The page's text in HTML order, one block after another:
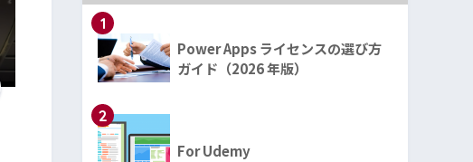
1
Power Apps ライセンスの選び方
ガイド（2026 年版）
2
For Udemy